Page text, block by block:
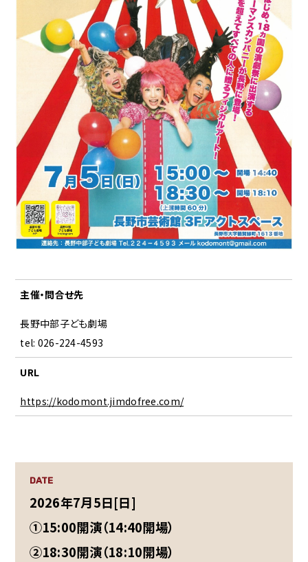
主催・問合せ先
長野中部子ども劇場
tel: 026-224-4593
URL
https://kodomont.jimdofree.com/
DATE
2026年7月5日[日]
①15:00開演（14:40開場）
②18:30開演（18:10開場）